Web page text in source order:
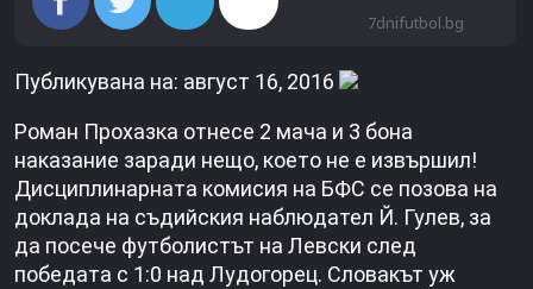
7dnifutbol.bg
Публикувана на: август 16, 2016
Роман Прохазка отнесе 2 мача и 3 бона
наказание заради нещо, което не е извършил!
Дисциплинарната комисия на БФС се позова на
доклада на съдийския наблюдател Й. Гулев, за
да посече футболистът на Левски след
победата с 1:0 над Лудогорец. Словакът уж